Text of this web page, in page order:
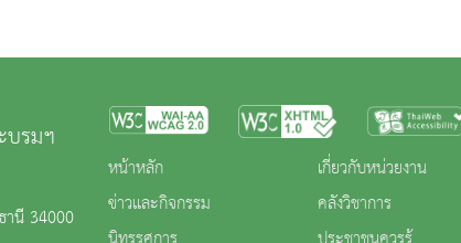
บรมฯ
านี 34000
หน้าหลัก
ข่าวและกิจกรรม
เกี่ยวกับหน่วยงาน
คลังวิชาการ